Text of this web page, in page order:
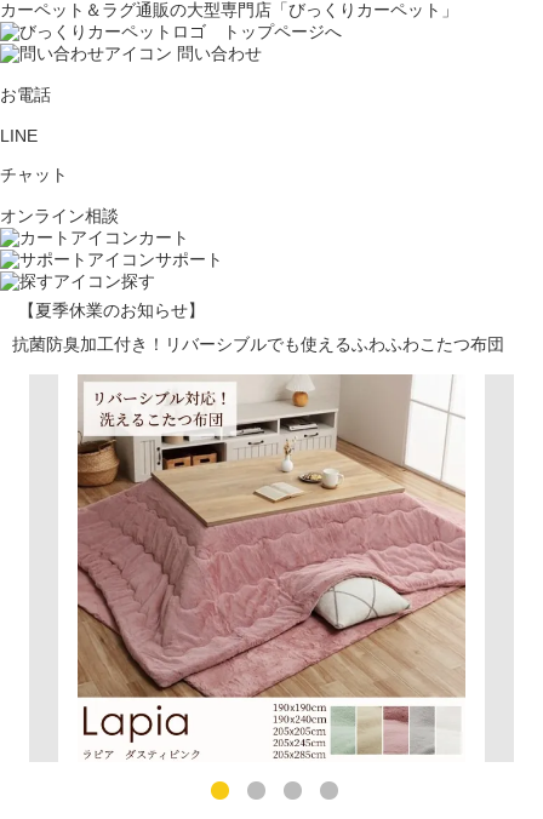
カーペット＆ラグ通販の大型専門店「びっくりカーペット」
問い合わせ
お電話
LINE
チャット
オンライン相談
カート
サポート
探す
【夏季休業のお知らせ】
抗菌防臭加工付き！リバーシブルでも使えるふわふわこたつ布団